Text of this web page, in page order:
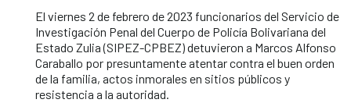
El viernes 2 de febrero de 2023 funcionarios del Servicio de
Investigación Penal del Cuerpo de Policía Bolivariana del
Estado Zulia (SIPEZ-CPBEZ) detuvieron a Marcos Alfonso
Caraballo por presuntamente atentar contra el buen orden
de la familia, actos inmorales en sitios públicos y
resistencia a la autoridad.